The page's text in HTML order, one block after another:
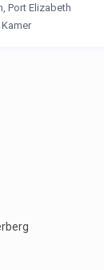
,Port Elizabeth